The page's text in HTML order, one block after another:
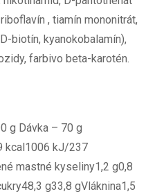
, tiamín mononitrát,
biotín, kyanokobalamín),
farbivo beta-karotén.
g Dávka – 70 g
kcal1006 kJ/237
mastné kyseliny1,2 g0,8
g33,8 gVláknina1,5